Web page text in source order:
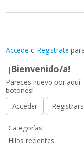
Accede o Regístrate
¡Bienvenido/a!
Pareces nuevo por
botones!
Acceder
E
n
Categorías
Hilos recientes